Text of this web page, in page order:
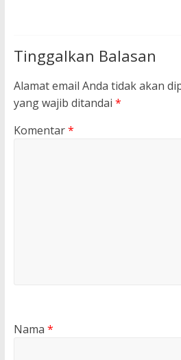
Tinggalkan Balasan
Alamat email Anda tidak akan
yang wajib ditandai *
Komentar*
Nama *